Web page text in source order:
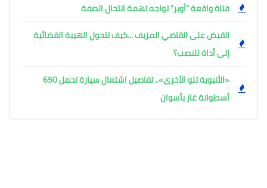
فتاة واقعة "أوبر" تواجه تهمة انتحال الصفة
القبض على القاضي المزيف ...كيف تتحول الهيبة القضائية
إلى أداة للنصب؟
«الأنبوبة تلو الأخرى».. تفاصيل اشتعال سيارة تحمل 650
أسطوانة غاز بأسوان